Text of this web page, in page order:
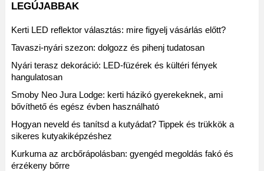
LEGÚJABBAK
Kerti LED reflektor választás: mire figyelj vásárlás előtt?
Tavaszi-nyári szezon: dolgozz és pihenj tudatosan
Nyári terasz dekoráció: LED-füzérek és kültéri fények
hangulatosan
Smoby Neo Jura Lodge: kerti házikó gyerekeknek, ami
bővíthető és egész évben használható
Hogyan neveld és tanítsd a kutyádat? Tippek és trükkök a
sikeres kutyakiképzéshez
Kurkuma az arcbőrápolásban: gyengéd megoldás fakó és
érzékeny bőrre